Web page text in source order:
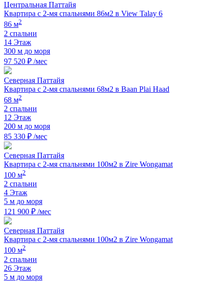
Центральная Паттайя
Квартира с 2-мя спальнями 86м2 в View Talay 6
86 м2
2 спальни
14 Этаж
300 м до моря
97 520 ₽ /мес
Северная Паттайя
Квартира с 2-мя спальнями 68м2 в Baan Plai Haad
68 м2
2 спальни
12 Этаж
200 м до моря
85 330 ₽ /мес
Северная Паттайя
Квартира с 2-мя спальнями 100м2 в Zire Wongamat
100 м2
2 спальни
4 Этаж
5 м до моря
121 900 ₽ /мес
Северная Паттайя
Квартира с 2-мя спальнями 100м2 в Zire Wongamat
100 м2
2 спальни
26 Этаж
5 м до моря